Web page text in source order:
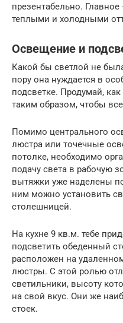
презентабельно.
теплыми и холодными
Освещение и
Какой бы светлой не
пору она нуждается в
подсветке. Продумай,
таким образом, чтобы
Помимо центрального
люстра или точечные
потолке, необходимо
подачу света в рабочую
вытяжки уже наделены
ним можно установить
столешницей.
На кухне 9 кв.м. тебе
подсветить обеденный
расположен на
люстры. С этой ролью
светильники, высоту
на свой вкус. Они же
стоек.